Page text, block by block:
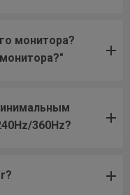
монитора?
360Hz?